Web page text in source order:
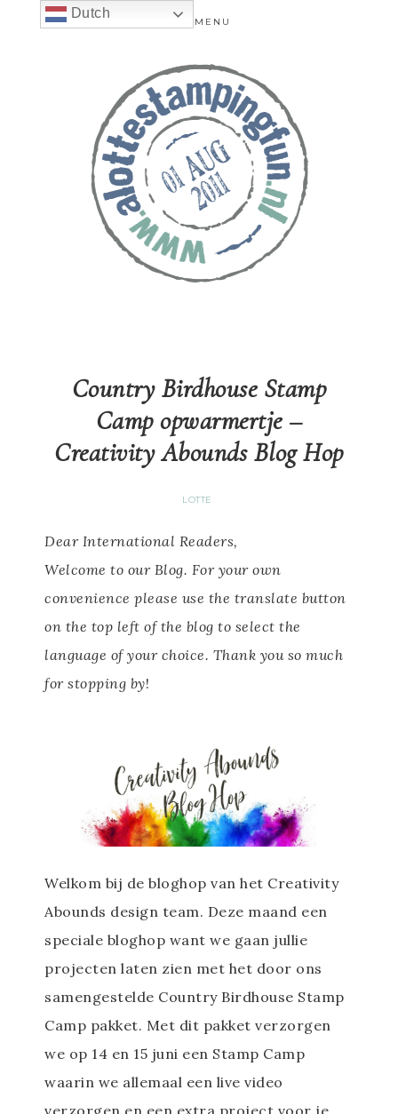
MENU
Country Birdhouse Stamp
Camp opwarmertje –
Creativity Abounds Blog Hop
LOTTE
Dear International Readers,
Welcome to our Blog. For your own
convenience please use the translate button
on the top left of the blog to select the
language of your choice. Thank you so much
for stopping by!
Welkom bij de bloghop van het Creativity
Abounds design team. Deze maand een
speciale bloghop want we gaan jullie
projecten laten zien met het door ons
samengestelde Country Birdhouse Stamp
Camp pakket. Met dit pakket verzorgen
we op 14 en 15 juni een Stamp Camp
waarin we allemaal een live video
verzorgen en een extra project voor je
Dutch